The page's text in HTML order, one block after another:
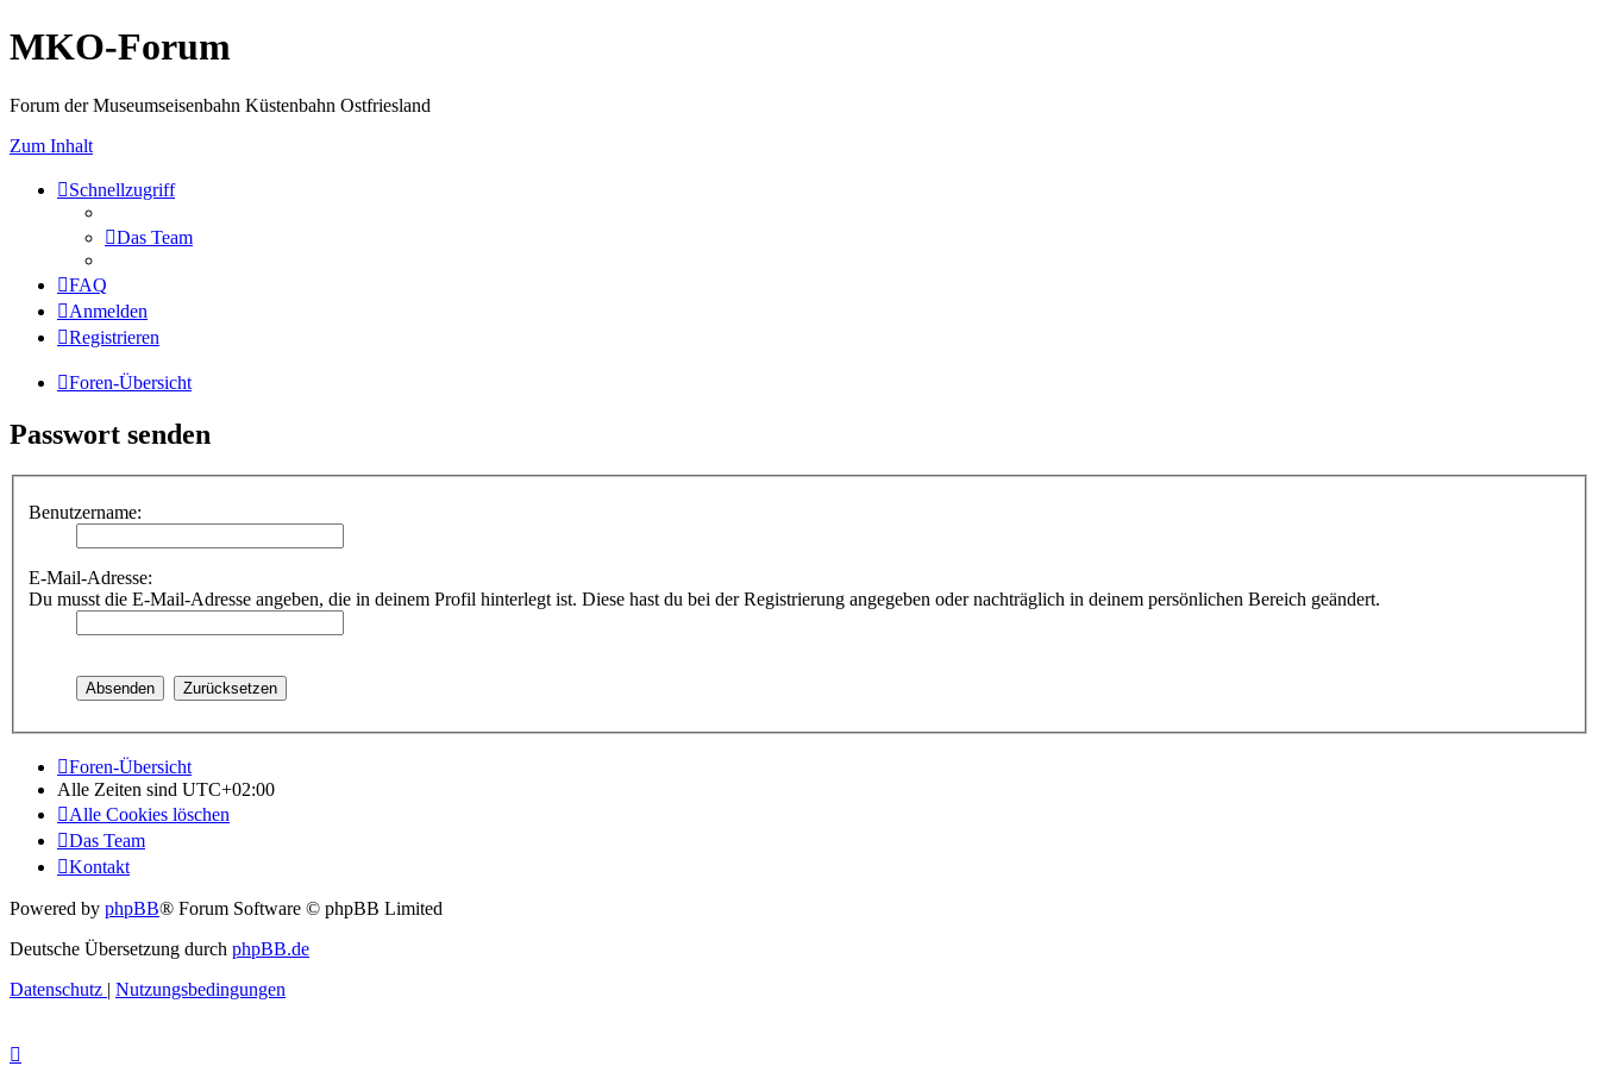
MKO-Forum
Forum der Museumseisenbahn Küstenbahn Ostfriesland
Zum Inhalt
Schnellzugriff
Das Team
FAQ
Anmelden
Registrieren
Foren-Übersicht
Passwort senden
Benutzername:
E-Mail-Adresse:
Du musst die E-Mail-Adresse angeben, die in deinem Profil hinterlegt ist. Diese hast du bei der Registrierung angegeben oder nachträglich in deinem persönlichen Bereich geändert.
Foren-Übersicht
Alle Zeiten sind UTC+02:00
Alle Cookies löschen
Das Team
Kontakt
Powered by phpBB® Forum Software © phpBB Limited
Deutsche Übersetzung durch phpBB.de
Datenschutz | Nutzungsbedingungen